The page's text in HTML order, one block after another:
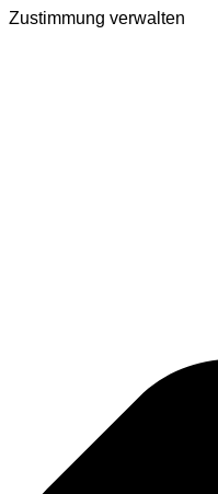
Zustimmung verwalten